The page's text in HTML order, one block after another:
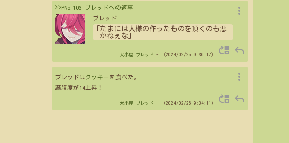
>>PNo.103 ブレッドへの返事
ブレッド
「たまには人様の作ったものを頂くのも悪
かねぇな」
more_vert
犬小屋 ブレッド - （2024/02/25 9:36:17） move_up reply
ブレッドは クッキーを食べた。
満腹度が14上昇！
more_vert
犬小屋 ブレッド - （2024/02/25 9:34:11） move_up reply